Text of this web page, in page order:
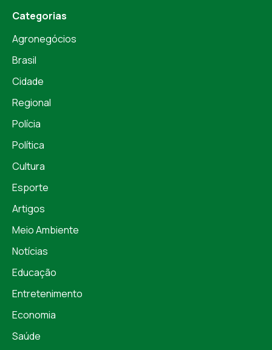
Categorias
Agronegócios
Brasil
Cidade
Regional
Polícia
Política
Cultura
Esporte
Artigos
Meio Ambiente
Notícias
Educação
Entretenimento
Economia
Saúde